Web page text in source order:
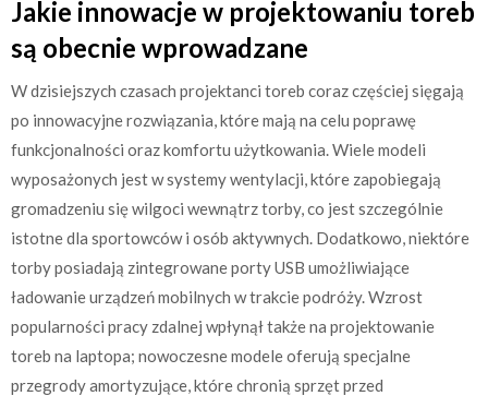
Jakie innowacje w projektowaniu toreb
są obecnie wprowadzane
W dzisiejszych czasach projektanci toreb coraz częściej sięgają
po innowacyjne rozwiązania, które mają na celu poprawę
funkcjonalności oraz komfortu użytkowania. Wiele modeli
wyposażonych jest w systemy wentylacji, które zapobiegają
gromadzeniu się wilgoci wewnątrz torby, co jest szczególnie
istotne dla sportowców i osób aktywnych. Dodatkowo, niektóre
torby posiadają zintegrowane porty USB umożliwiające
ładowanie urządzeń mobilnych w trakcie podróży. Wzrost
popularności pracy zdalnej wpłynął także na projektowanie
toreb na laptopa; nowoczesne modele oferują specjalne
przegrody amortyzujące, które chronią sprzęt przed